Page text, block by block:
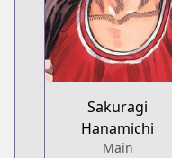
Sakuragi
Hanamichi
Main